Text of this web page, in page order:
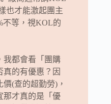
也才能激起團主
不等，視KOL的
我都會看「團購
的有優惠？因
(查的超勤勞)，
那才真的是「優